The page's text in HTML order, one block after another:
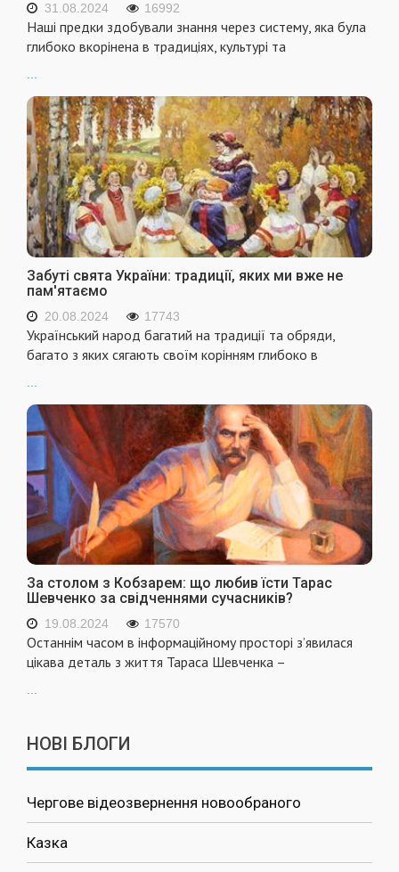
31.08.2024 16992
Наші предки здобували знання через систему, яка була
глибоко вкорінена в традиціях, культурі та
...
Забуті свята України: традиції, яких ми вже не
пам'ятаємо
20.08.2024 17743
Український народ багатий на традиції та обряди,
багато з яких сягають своїм корінням глибоко в
За столом з Кобзарем: що любив їсти Тарас
Шевченко за свідченнями сучасників?
19.08.2024 17570
Останнім часом в інформаційному просторі з’явилася
цікава деталь з життя Тараса Шевченка –
НОВІ БЛОГИ
Чергове відеозвернення новообраного
Казка